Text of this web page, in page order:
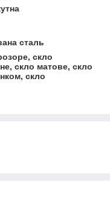
сталь
скло
скло матове, скло
скло